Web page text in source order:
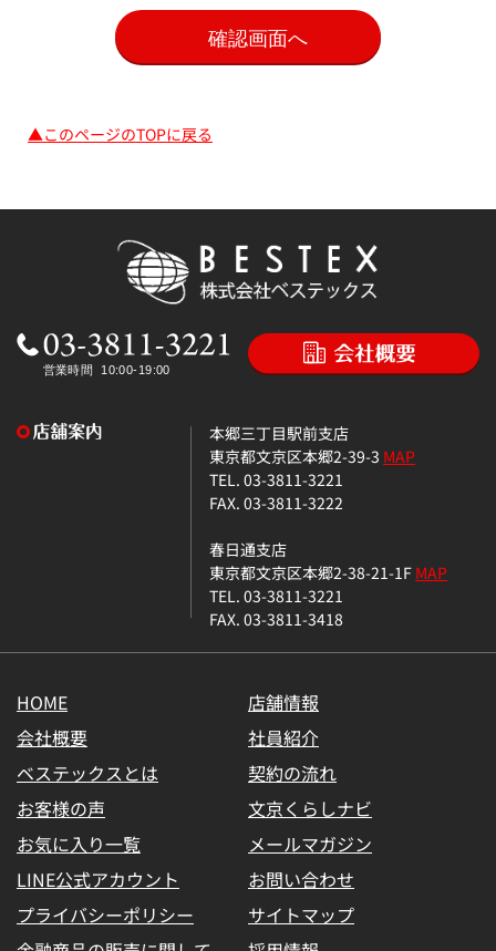
▲このページのTOPに戻る
本郷三丁目駅前支店
東京都文京区本郷2-39-3 MAP
TEL. 03-3811-3221
FAX. 03-3811-3222
春日通支店
東京都文京区本郷2-38-21-1FMAP
TEL. 03-3811-3221
FAX. 03-3811-3418
HOME
店舗情報
会社概要
社員紹介
ベステックスとは
契約の流れ
お客様の声
文京くらしナビ
お気に入り一覧
メールマガジン
LINE公式アカウント
お問い合わせ
プライバシーポリシー
サイトマップ